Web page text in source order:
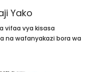
Yako
vifaa vya kisasa
na wafanyakazi bora wa